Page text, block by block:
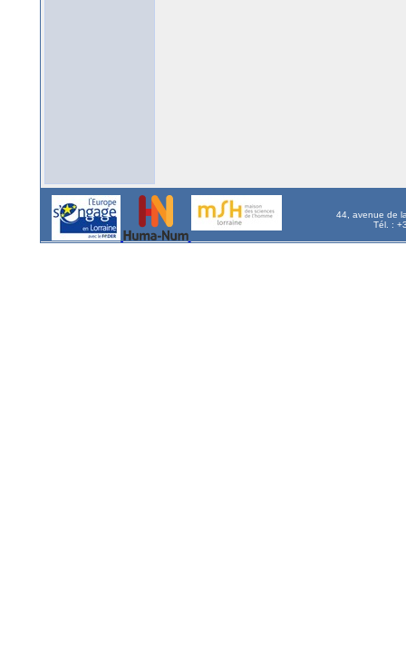
44, avenue de
Tél. :